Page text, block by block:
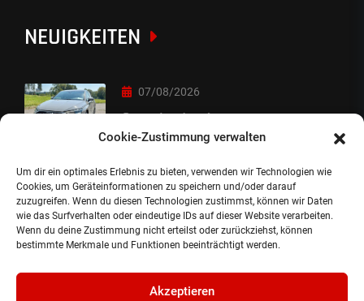
Cookie-Zustimmung verwalten
Um dir ein optimales Erlebnis zu bieten, verwenden wir Technologien wie
Cookies, um Geräteinformationen zu speichern und/oder darauf
zuzugreifen. Wenn du diesen Technologien zustimmst, können wir Daten
wie das Surfverhalten oder eindeutige IDs auf dieser Website verarbeiten.
Wenn du deine Zustimmung nicht erteilst oder zurückziehst, können
bestimmte Merkmale und Funktionen beeinträchtigt werden.
Akzeptieren
NEUIGKEITEN
07/08/2026
Sorry Leute :-)
06/08/2026
Auslieferung